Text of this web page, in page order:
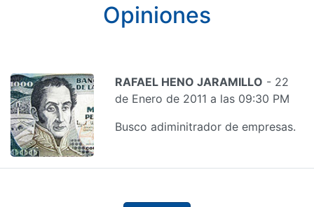
Opiniones
RAFAEL HENO JARAMILLO - 22
de Enero de 2011 a las 09:30 PM
Busco adiminitrador de empresas.